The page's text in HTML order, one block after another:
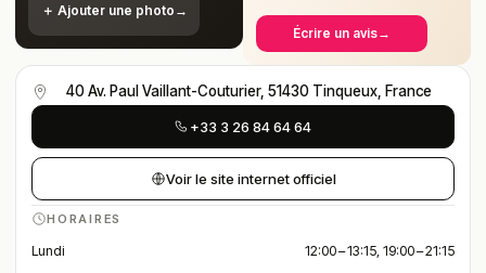
＋ Ajouter une photo →
Écrire un avis→
40 Av. Paul Vaillant-Couturier, 51430 Tinqueux, France
+33 3 26 84 64 64
Voir le site internet officiel
HORAIRES
Lundi 12:00 – 13:15, 19:00 – 21:15